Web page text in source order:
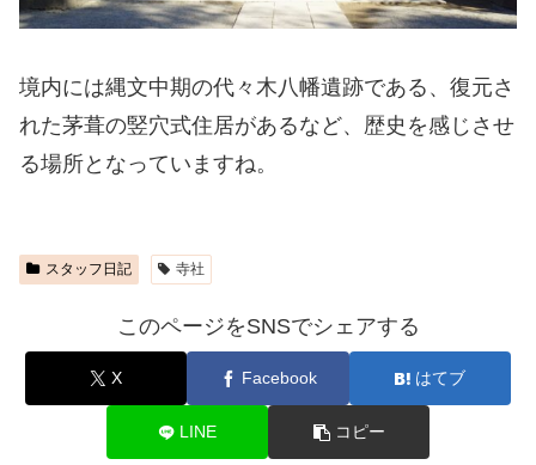
境内には縄文中期の代々木八幡遺跡である、復元さ
れた茅葺の竪穴式住居があるなど、歴史を感じさせ
る場所となっていますね。
スタッフ日記 寺社
このページをSNSでシェアする
X Facebook はてブ
LINE コピー